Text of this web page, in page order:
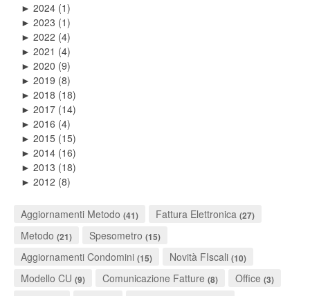
► 2024 (1)
► 2023 (1)
► 2022 (4)
► 2021 (4)
► 2020 (9)
► 2019 (8)
► 2018 (18)
► 2017 (14)
► 2016 (4)
► 2015 (15)
► 2014 (16)
► 2013 (18)
► 2012 (8)
Aggiornamenti Metodo (41) Fattura Elettronica (27)
Metodo (21) Spesometro (15)
Aggiornamenti Condomini (15) Novità FIscali (10)
Modello CU (9) Comunicazione Fatture (8) Office (3)